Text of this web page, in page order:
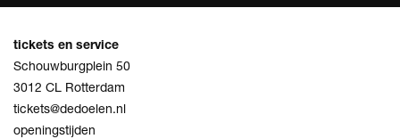
tickets en service
Schouwburgplein 50
3012 CL Rotterdam
tickets@dedoelen.nl
openingstijden